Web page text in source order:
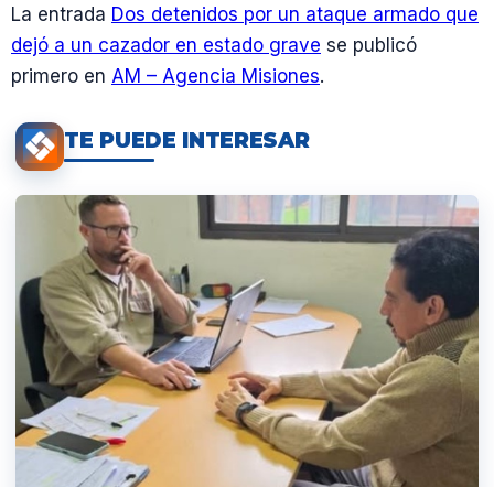
La entrada Dos detenidos por un ataque armado que
dejó a un cazador en estado grave se publicó
primero en AM – Agencia Misiones.
TE PUEDE INTERESAR